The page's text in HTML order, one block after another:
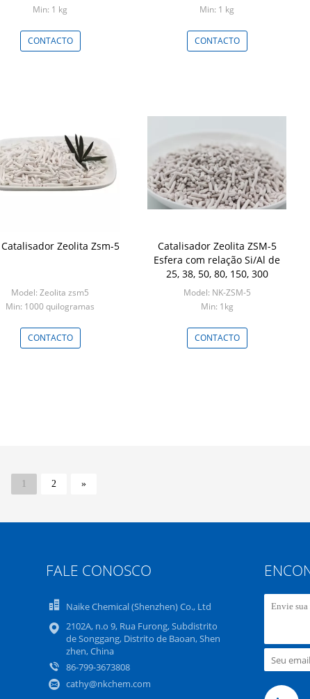
Min: 1 kg
CONTACTO
Min: 1 kg
CONTACTO
Catalisador Zeolita Zsm-5
Model: Zeolita zsm5
Min: 1000 quilogramas
CONTACTO
Catalisador Zeolita ZSM-5
Esfera com relação Si/Al de
25, 38, 50, 80, 150, 300
Model: NK-ZSM-5
Min: 1kg
CONTACTO
1 2 »
FALE CONOSCO
Naike Chemical (Shenzhen) Co., Ltd
2102A, n.o 9, Rua Furong, Subdistrito
de Songgang, Distrito de Baoan, Shen
zhen, China
86-799-3673808
cathy@nkchem.com